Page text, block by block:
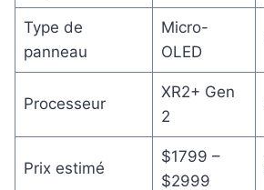
Type de
panneau
Micro-
OLED
Processeur
XR2+ Gen
2
Prix estimé
$1799 –
$2999